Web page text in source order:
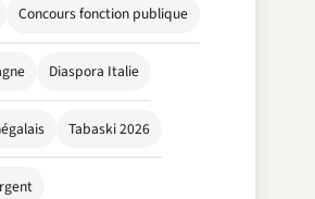
Concours fonction publique
Diaspora Italie
Tabaski 2026